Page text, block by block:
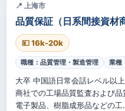
📍 上海市
品質保証（日系間接資
💴 16k-20k
職種：品質管理・製造管理 業種
大卒 中国語日常会話レベル以
商社での工場品質監査および
電子製品、樹脂成形品などの